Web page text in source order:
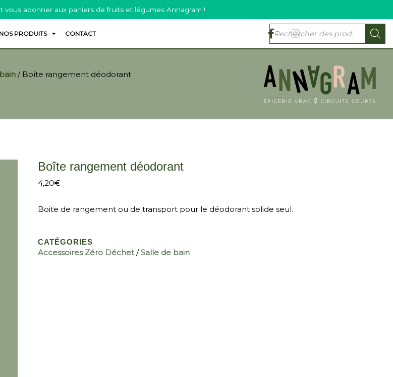
NOS PRODUITS CONTACT
/ Boîte rangement déodorant
Boîte rangement déodorant
4,20€
Boite de rangement ou de transport pour le déodorant solide seul.
CATÉGORIES
Accessoires Zéro Déchet/Salle de bain
vous abonner aux paniers de fruits et légumes Annagram !